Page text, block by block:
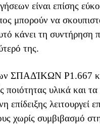
είναι επίσης
μπορούν να
κάνει τη συντήρηση
της.
ΣΠΑΔΊΚΩΝ P1.667
υλικά και
επίδειξης
χωρίς συμβιβασμό